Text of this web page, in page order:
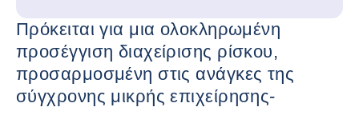
Πρόκειται για μια ολοκληρωμένη
προσέγγιση διαχείρισης ρίσκου,
προσαρμοσμένη στις ανάγκες της
σύγχρονης μικρής επιχείρησης-